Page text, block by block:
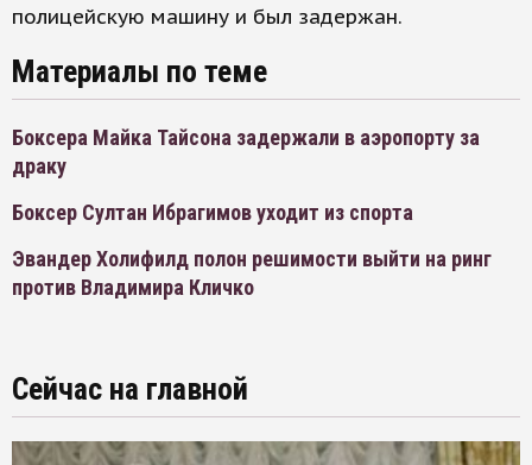
полицейскую машину и был задержан.
Материалы по теме
Боксера Майка Тайсона задержали в аэропорту за
драку
Боксер Султан Ибрагимов уходит из спорта
Эвандер Холифилд полон решимости выйти на ринг
против Владимира Кличко
Сейчас на главной